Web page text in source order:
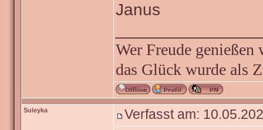
Janus
Wer Freude
das Glück wurde als
Suleyka Verfasst am: